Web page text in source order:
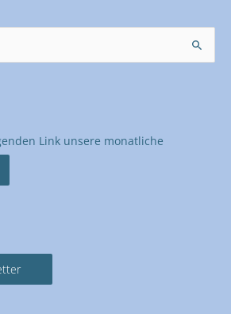
leer.
Link unsere monatliche